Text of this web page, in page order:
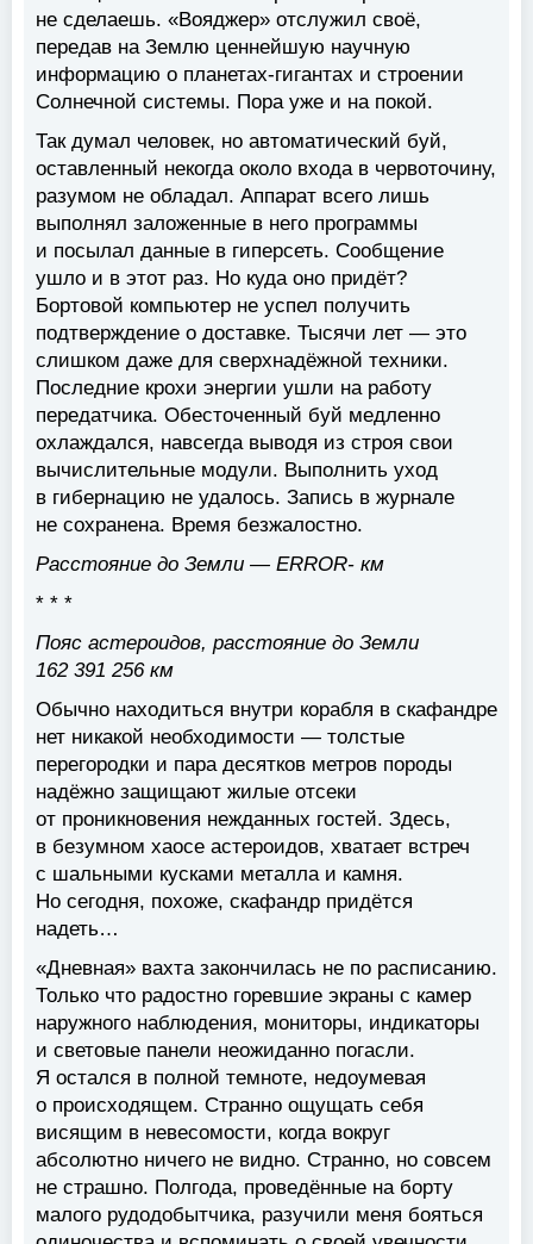
не сделаешь. «Вояджер» отслужил своё,
передав на Землю ценнейшую научную
информацию о планетах-гигантах и строении
Солнечной системы. Пора уже и на покой.
Так думал человек, но автоматический буй,
оставленный некогда около входа в червоточину,
разумом не обладал. Аппарат всего лишь
выполнял заложенные в него программы
и посылал данные в гиперсеть. Сообщение
ушло и в этот раз. Но куда оно придёт?
Бортовой компьютер не успел получить
подтверждение о доставке. Тысячи лет — это
слишком даже для сверхнадёжной техники.
Последние крохи энергии ушли на работу
передатчика. Обесточенный буй медленно
охлаждался, навсегда выводя из строя свои
вычислительные модули. Выполнить уход
в гибернацию не удалось. Запись в журнале
не сохранена. Время безжалостно.
Расстояние до Земли — ERROR- км
* * *
Пояс астероидов, расстояние до Земли
162 391 256 км
Обычно находиться внутри корабля в скафандре
нет никакой необходимости — толстые
перегородки и пара десятков метров породы
надёжно защищают жилые отсеки
от проникновения нежданных гостей. Здесь,
в безумном хаосе астероидов, хватает встреч
с шальными кусками металла и камня.
Но сегодня, похоже, скафандр придётся
надеть…
«Дневная» вахта закончилась не по расписанию.
Только что радостно горевшие экраны с камер
наружного наблюдения, мониторы, индикаторы
и световые панели неожиданно погасли.
Я остался в полной темноте, недоумевая
о происходящем. Странно ощущать себя
висящим в невесомости, когда вокруг
абсолютно ничего не видно. Странно, но совсем
не страшно. Полгода, проведённые на борту
малого рудодобытчика, разучили меня бояться